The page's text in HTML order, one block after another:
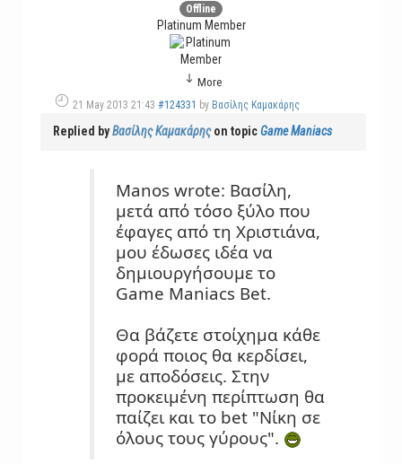
Offline
Platinum Member
More
21 May 2013 21:43 #124331 by Βασίλης Καμακάρης
Replied byΒασίλης Καμακάρηςon topicGame Maniacs
Manos wrote: Βασίλη,
μετά από τόσο ξύλο που
έφαγες από τη Χριστιάνα,
μου έδωσες ιδέα να
δημιουργήσουμε το
Game Maniacs Bet.
Θα βάζετε στοίχημα κάθε
φορά ποιος θα κερδίσει,
με αποδόσεις. Στην
προκειμένη περίπτωση θα
παίζει και το bet "Νίκη σε
όλους τους γύρους".